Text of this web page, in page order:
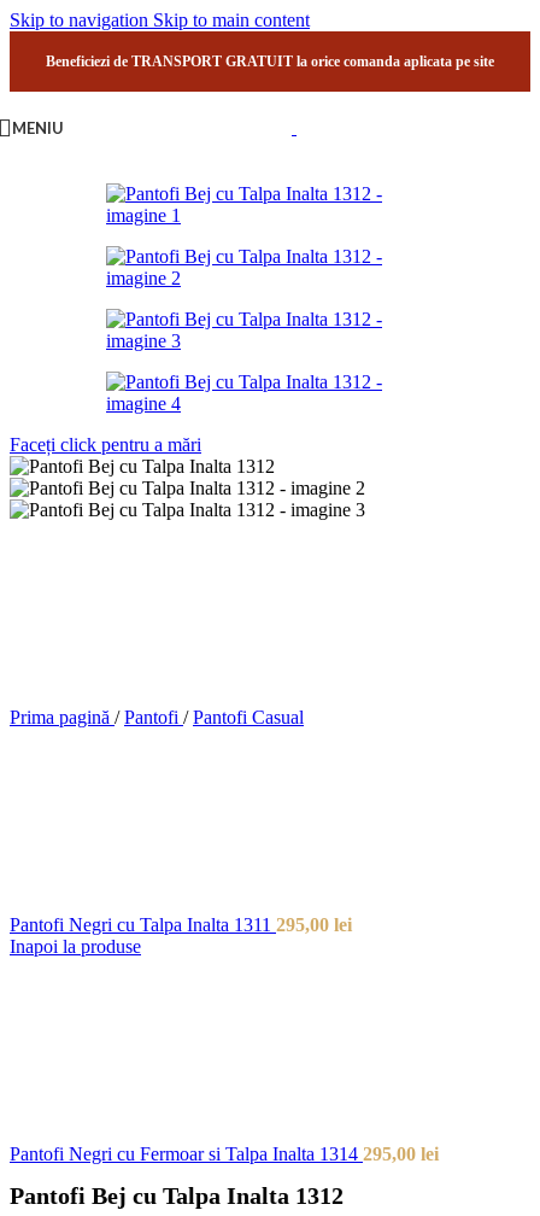
Skip to navigation Skip to main content
Beneficiezi de TRANSPORT GRATUIT la orice comanda aplicata pe site
MENIU
Faceți click pentru a mări
Prima pagină / Pantofi / Pantofi Casual
Pantofi Negri cu Talpa Inalta 1311 295,00 lei
Inapoi la produse
Pantofi Negri cu Fermoar si Talpa Inalta 1314 295,00 lei
Pantofi Bej cu Talpa Inalta 1312